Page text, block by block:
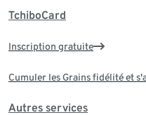
TchiboCard
Inscription gratuite
Cumuler les Grains fidélité et
Autres services